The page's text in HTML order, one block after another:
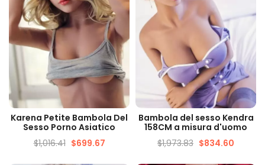
VISUALIZZAZIONE
VELOCE
Karena Petite Bambola Del
Sesso Porno Asiatico
$1,016.41 $699.67
VISUALIZZAZIONE
VELOCE
Bambola del sesso Kendra
158CM a misura d'uomo
$1,973.83 $834.60